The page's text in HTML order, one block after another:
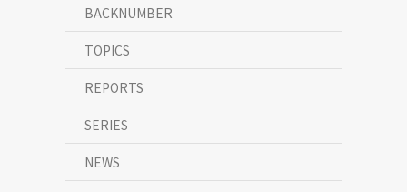
BACKNUMBER
TOPICS
REPORTS
SERIES
NEWS